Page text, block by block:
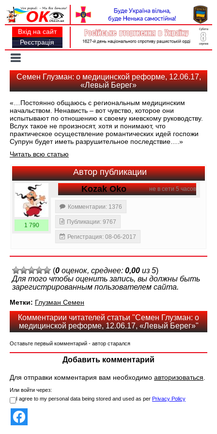
Вхід на сайт
Реєстрація
navigation
Семен Глузман: о медицинской реформе, 12.06.17,
«Левый Берег»
«…Постоянно общаюсь с региональным медицинским
начальством. Ненависть – вот чувство, которое они
испытывают по отношению к своему киевскому руководству.
Вслух такое не произносят, хотя и понимают, что
практическое осуществление романтических идей госпожи
Супрун будет иметь разрушительное последствие….»
Читать всю статью
Автор публикации
не в сети 5 часов
Kozak Oko
1 790
Комментарии: 1376
Публикации: 9767
Регистрация: 08-06-2017
(0 оценок, среднее: 0,00 из 5)
Для того чтобы оценить запись, вы должны быть
зарегистрированным пользователем сайта.
Метки: Глузман Семен
Комментарии читателей статьи "Семен Глузман: о
медицинской реформе, 12.06.17, «Левый Берег»"
Оставьте первый комментарий - автор старался
Добавить комментарий
Для отправки комментария вам необходимо авторизоваться.
Или войти через:
I agree to my personal data being stored and used as per Privacy Policy